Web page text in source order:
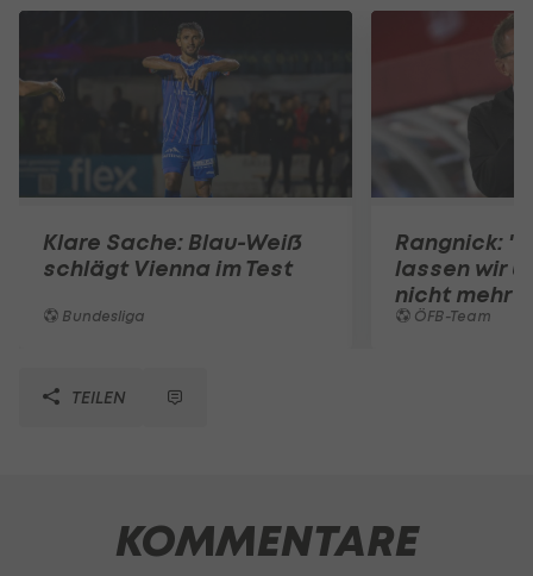
Klare Sache: Blau-Weiß
schlägt Vienna im Test
Bundesliga
Rangnick:
lassen wir
nicht mehr
ÖFB-Team
TEILEN
KOMMENTARE